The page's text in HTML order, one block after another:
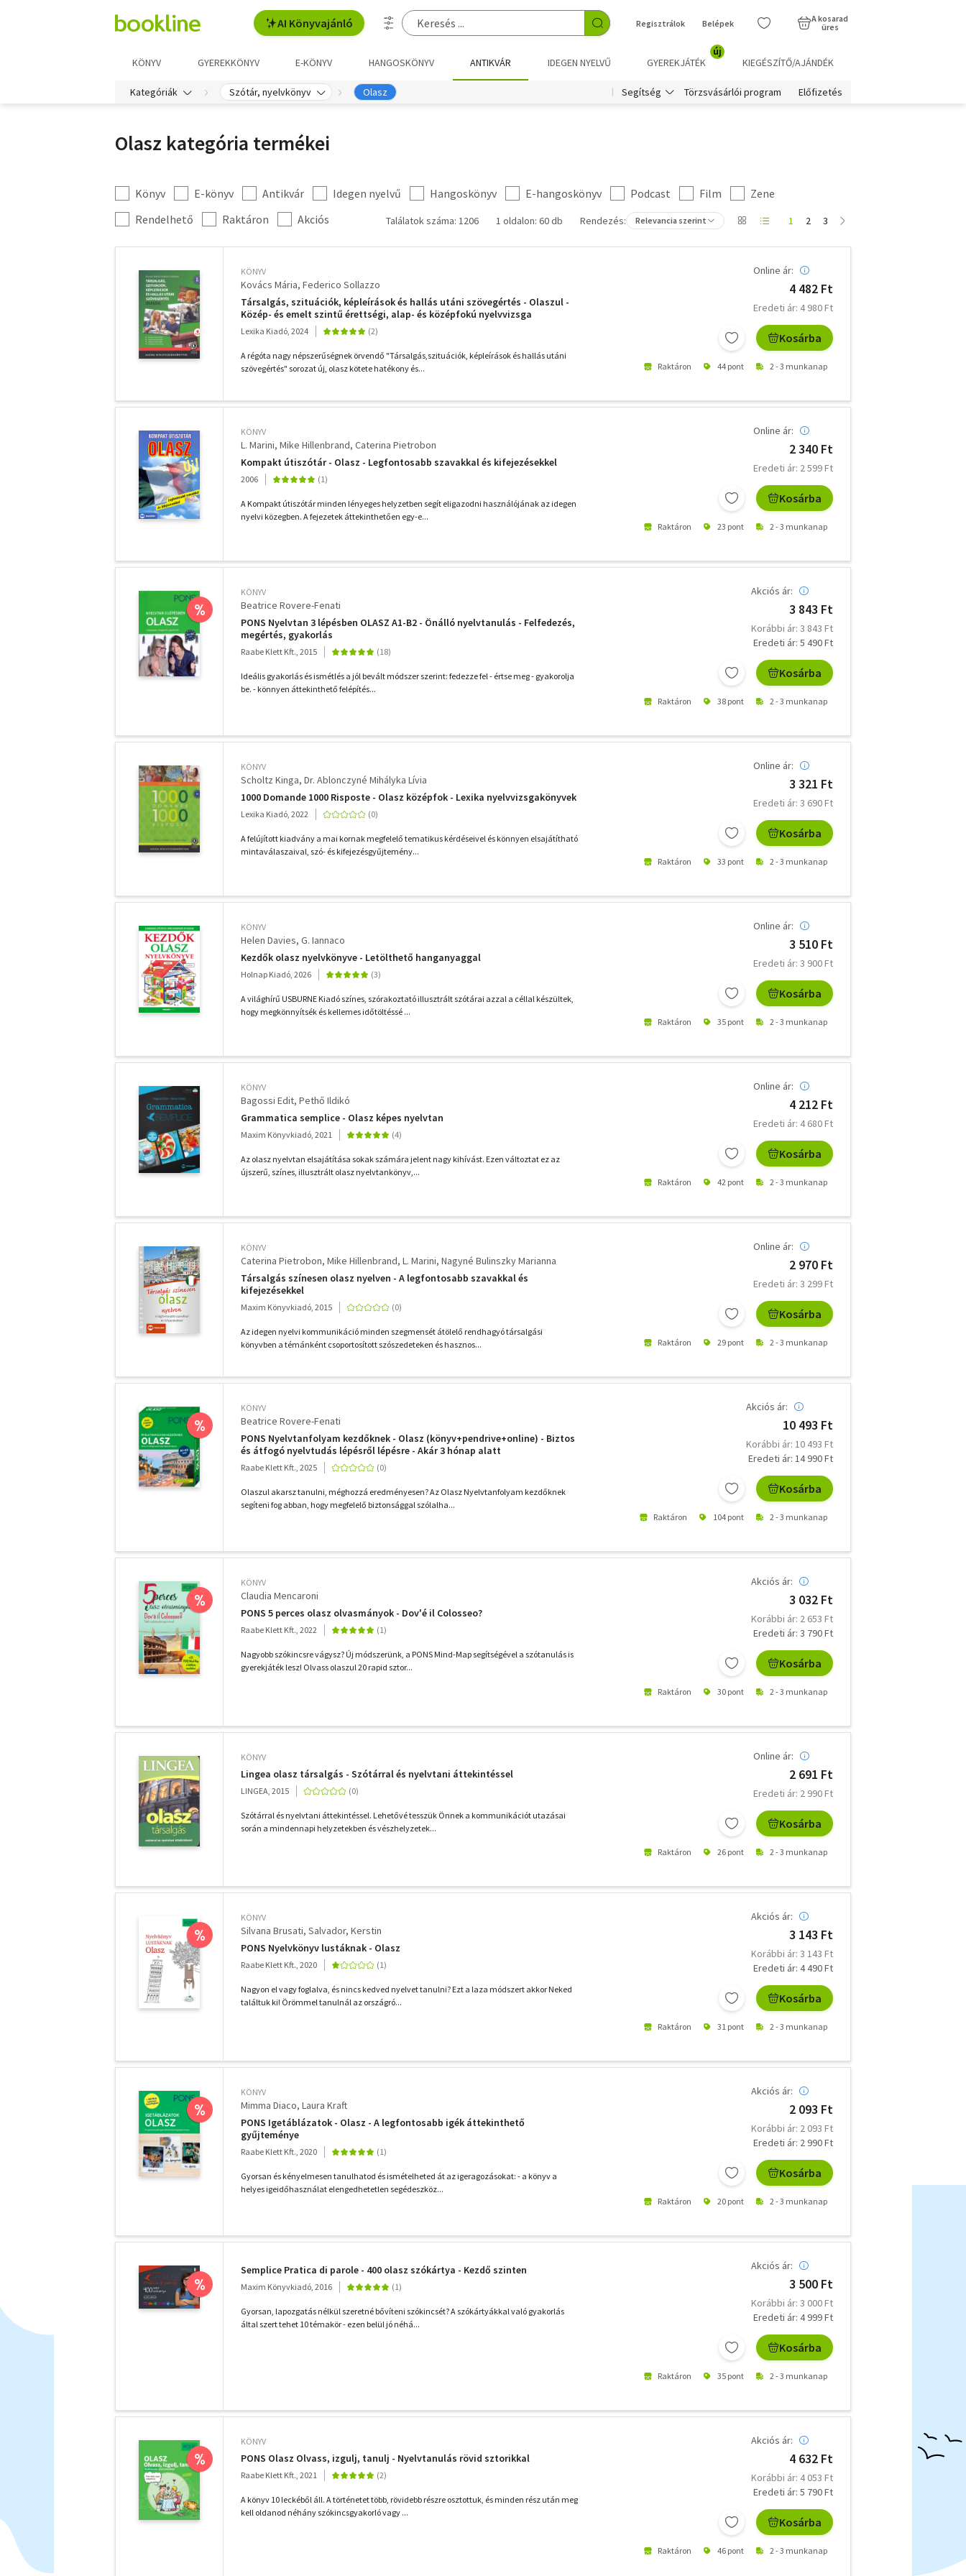
AI Könyvajánló Regisztrálok Belépek
A kosarad
üres
KÖNYV GYEREKKÖNYV E-KÖNYV HANGOSKÖNYV ANTIKVÁR IDEGEN NYELVŰ GYEREKJÁTÉK
új
KIEGÉSZÍTŐ/AJÁNDÉK
Kategóriák Szótár, nyelvkönyv Olasz Segítség Törzsvásárlói program Előfizetés
Olasz kategória termékei
Kategória
szűrés
Könyv E-könyv Antikvár Idegen nyelvű Hangoskönyv E-hangoskönyv Podcast Film
Zene
További
szűrők
Rendelhető Raktáron Akciós Találatok száma: 1206 1 oldalon: 60 db Rendezés: Relevancia szerint 1 2 3
KÖNYV
Kovács Mária Federico Sollazzo
Társalgás, szituációk, képleírások és hallás utáni szövegértés - Olaszul -
Közép- és emelt szintű érettségi, alap- és középfokú nyelvvizsga
Lexika Kiadó, 2024
A régóta nagy népszerűségnek örvendő "Társalgás,szituációk, képleírások és hallás utáni
szövegértés" sorozat új, olasz kötete hatékony és...
Online ár:
4 482 Ft
Eredeti ár: 4 980 Ft
Kosárba
Raktáron 44 pont 2 - 3 munkanap
KÖNYV
L. Marini Mike Hillenbrand Caterina Pietrobon
Kompakt útiszótár - Olasz - Legfontosabb szavakkal és kifejezésekkel
2006
A Kompakt útiszótár minden lényeges helyzetben segít eligazodni használójának az idegen
nyelvi közegben. A fejezetek áttekinthetően egy-e...
Online ár:
2 340 Ft
Eredeti ár: 2 599 Ft
Kosárba
Raktáron 23 pont 2 - 3 munkanap
%
KÖNYV
Beatrice Rovere-Fenati
PONS Nyelvtan 3 lépésben OLASZ A1-B2 - Önálló nyelvtanulás - Felfedezés,
megértés, gyakorlás
Raabe Klett Kft., 2015
Ideális gyakorlás és ismétlés a jól bevált módszer szerint: fedezze fel - értse meg - gyakorolja
be. - könnyen áttekinthető felépítés...
Akciós ár:
3 843 Ft
Korábbi ár: 3 843 Ft
Eredeti ár: 5 490 Ft
Kosárba
Raktáron 38 pont 2 - 3 munkanap
KÖNYV
Scholtz Kinga Dr. Ablonczyné Mihályka Lívia
1000 Domande 1000 Risposte - Olasz középfok - Lexika nyelvvizsgakönyvek
Lexika Kiadó, 2022
A felújított kiadvány a mai kornak megfelelő tematikus kérdéseivel és könnyen elsajátítható
mintaválaszaival, szó- és kifejezésgyűjtemény...
Online ár:
3 321 Ft
Eredeti ár: 3 690 Ft
Kosárba
Raktáron 33 pont 2 - 3 munkanap
KÖNYV
Helen Davies G. Iannaco
Kezdők olasz nyelvkönyve - Letölthető hanganyaggal
Holnap Kiadó, 2026
A világhírű USBURNE Kiadó színes, szórakoztató illusztrált szótárai azzal a céllal készültek,
hogy megkönnyítsék és kellemes időtöltéssé ...
Online ár:
3 510 Ft
Eredeti ár: 3 900 Ft
Kosárba
Raktáron 35 pont 2 - 3 munkanap
KÖNYV
Bagossi Edit Pethő Ildikó
Grammatica semplice - Olasz képes nyelvtan
Maxim Könyvkiadó, 2021
Az olasz nyelvtan elsajátítása sokak számára jelent nagy kihívást. Ezen változtat ez az
újszerű, színes, illusztrált olasz nyelvtankönyv,...
Online ár:
4 212 Ft
Eredeti ár: 4 680 Ft
Kosárba
Raktáron 42 pont 2 - 3 munkanap
KÖNYV
Caterina Pietrobon Mike Hillenbrand L. Marini Nagyné Bulinszky Marianna
Társalgás színesen olasz nyelven - A legfontosabb szavakkal és
kifejezésekkel
Maxim Könyvkiadó, 2015
Az idegen nyelvi kommunikáció minden szegmensét átölelő rendhagyó társalgási
könyvben a témánként csoportosított szószedeteken és hasznos...
Online ár:
2 970 Ft
Eredeti ár: 3 299 Ft
Kosárba
Raktáron 29 pont 2 - 3 munkanap
%
KÖNYV
Beatrice Rovere-Fenati
PONS Nyelvtanfolyam kezdőknek - Olasz (könyv+pendrive+online) - Biztos
és átfogó nyelvtudás lépésről lépésre - Akár 3 hónap alatt
Raabe Klett Kft., 2025
Olaszul akarsz tanulni, méghozzá eredményesen? Az Olasz Nyelvtanfolyam kezdőknek
segíteni fog abban, hogy megfelelő biztonsággal szólalha...
Akciós ár:
10 493 Ft
Korábbi ár: 10 493 Ft
Eredeti ár: 14 990 Ft
Kosárba
Raktáron 104 pont 2 - 3 munkanap
%
KÖNYV
Claudia Mencaroni
PONS 5 perces olasz olvasmányok - Dov'é il Colosseo?
Raabe Klett Kft., 2022
Nagyobb szókincsre vágysz? Új módszerünk, a PONS Mind-Map segítségével a szótanulás is
gyerekjáték lesz! Olvass olaszul 20 rapid sztor...
Akciós ár:
3 032 Ft
Korábbi ár: 2 653 Ft
Eredeti ár: 3 790 Ft
Kosárba
Raktáron 30 pont 2 - 3 munkanap
KÖNYV
Lingea olasz társalgás - Szótárral és nyelvtani áttekintéssel
LINGEA, 2015
Szótárral és nyelvtani áttekintéssel. Lehetővé tesszük Önnek a kommunikációt utazásai
során a mindennapi helyzetekben és vészhelyzetek...
Online ár:
2 691 Ft
Eredeti ár: 2 990 Ft
Kosárba
Raktáron 26 pont 2 - 3 munkanap
%
KÖNYV
Silvana Brusati Salvador, Kerstin
PONS Nyelvkönyv lustáknak - Olasz
Raabe Klett Kft., 2020
Nagyon el vagy foglalva, és nincs kedved nyelvet tanulni? Ezt a laza módszert akkor Neked
találtuk ki! Örömmel tanulnál az országró...
Akciós ár:
3 143 Ft
Korábbi ár: 3 143 Ft
Eredeti ár: 4 490 Ft
Kosárba
Raktáron 31 pont 2 - 3 munkanap
%
KÖNYV
Mimma Diaco Laura Kraft
PONS Igetáblázatok - Olasz - A legfontosabb igék áttekinthető
gyűjteménye
Raabe Klett Kft., 2020
Gyorsan és kényelmesen tanulhatod és ismételheted át az igeragozásokat: - a könyv a
helyes igeidőhasználat elengedhetetlen segédeszköz...
Akciós ár:
2 093 Ft
Korábbi ár: 2 093 Ft
Eredeti ár: 2 990 Ft
Kosárba
Raktáron 20 pont 2 - 3 munkanap
%
Semplice Pratica di parole - 400 olasz szókártya - Kezdő szinten
Maxim Könyvkiadó, 2016
Gyorsan, lapozgatás nélkül szeretné bővíteni szókincsét? A szókártyákkal való gyakorlás
által szert tehet 10 témakör - ezen belül jó néhá...
Akciós ár:
3 500 Ft
Korábbi ár: 3 000 Ft
Eredeti ár: 4 999 Ft
Kosárba
Raktáron 35 pont 2 - 3 munkanap
%
KÖNYV
PONS Olasz Olvass, izgulj, tanulj - Nyelvtanulás rövid sztorikkal
Raabe Klett Kft., 2021
A könyv 10 leckéből áll. A történetet több, rövidebb részre osztottuk, és minden rész után meg
kell oldanod néhány szókincsgyakorló vagy ...
Akciós ár:
4 632 Ft
Korábbi ár: 4 053 Ft
Eredeti ár: 5 790 Ft
Kosárba
Raktáron 46 pont 2 - 3 munkanap